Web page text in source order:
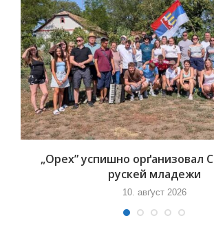
„Орех” успишно орґанизовал
рускей младежи
10. авґуст 2026